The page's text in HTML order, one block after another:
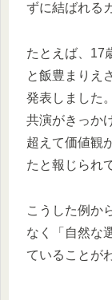
ずに結ばれる
たとえば、17
と飯豊まりえ
発表しました
共演がきっか
超えて価値観
たと報じられ
こうした例か
なく「自然な
ていることが